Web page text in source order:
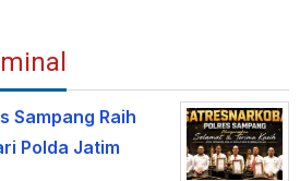
Sampang Raih
Polda Jatim